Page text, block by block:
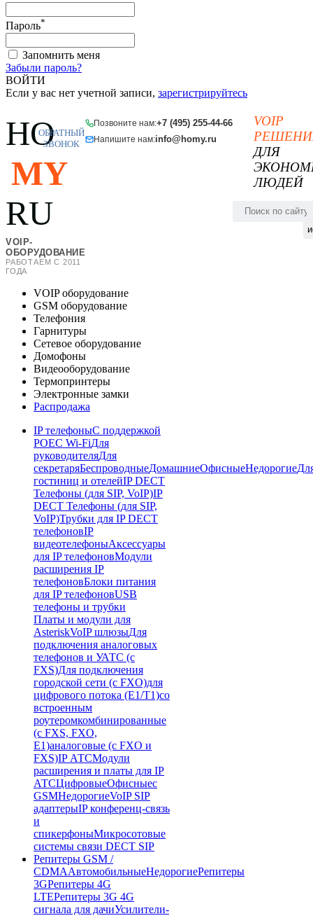
Пароль*
Запомнить меня
Забыли пароль?
ВОЙТИ
Если у вас нет учетной записи, зарегистрируйтесь
HO
MY
RU
VOIP-
ОБОРУДОВАНИЕ
РАБОТАЕМ С 2011
ГОДА
Позвоните нам:+7 (495) 255-44-66
Напишите нам:info@homy.ru
ОБРАТНЫЙ
ЗВОНОК
VOIP
ДЛЯ
ЛЮДЕЙ
VOIP оборудование
GSM оборудование
Телефония
Гарнитуры
Сетевое оборудование
Домофоны
Видеооборудование
Термопринтеры
Электронные замки
Распродажа
IP телефоныС поддержкой
POEC Wi-FiДля
руководителяДля
секретаряБеспроводныеДомашниеОфисныеНедорогие
гостиниц и отелейIP DECT
Телефоны (для SIP, VoIP)IP
DECT Телефоны (для SIP,
VoIP)Трубки для IP DECT
телефоновIP
видеотелефоныАксессуары
для IP телефоновМодули
расширения IP
телефоновБлоки питания
для IP телефоновUSB
телефоны и трубки
Платы и модули для
AsteriskVoIP шлюзыДля
подключения аналоговых
телефонов и УАТС (с
FXS)Для подключения
городской сети (с FXO)для
цифрового потока (E1/T1)со
встроенным
роутеромкомбинированные
(c FXS, FXO,
E1)аналоговые (с FXO и
FXS)IP АТСМодули
расширения и платы для IP
АТСЦифровыеОфисныес
GSMНедорогиеVoIP SIP
адаптерыIP конференц-связь
и
спикерфоныМикросотовые
системы связи DECT SIP
Репитеры GSM /
CDMAАвтомобильныеНедорогиеРепитеры
3GРепитеры 4G
LTEРепитеры 3G 4G
сигнала для дачиУсилители-